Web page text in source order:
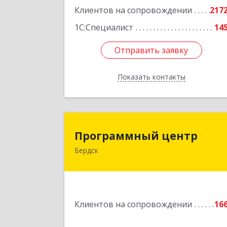
Клиентов на сопровождении
1С:Специалист
Отправить заявку
Показать контакты
Отправить заявку
Назад
Программный центр
Бердск
Клиентов на сопровождении
Программный центр
633004, Новосибирская обл, Бердск г,